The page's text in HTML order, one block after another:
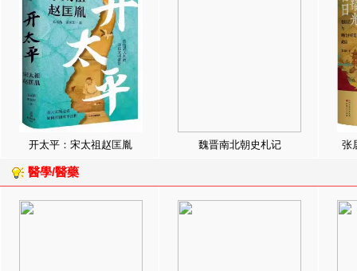
开太平：宋太祖赵匡胤 魏晋南北朝史札记 张
醫學/醫藥